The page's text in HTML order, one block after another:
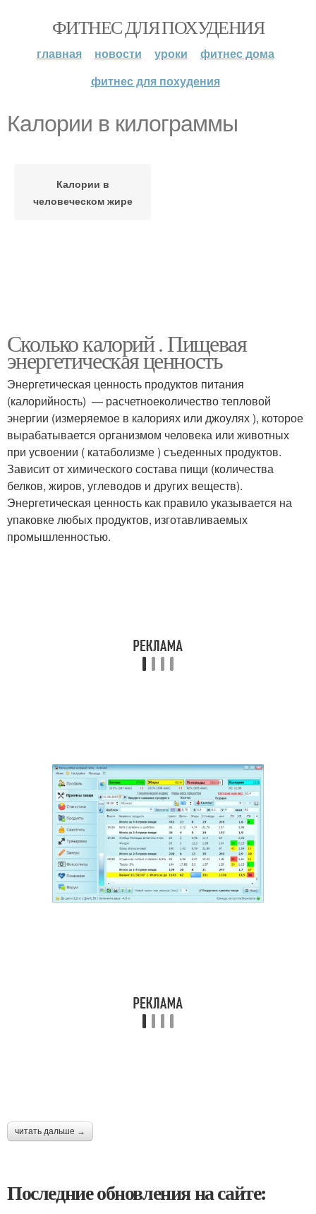
ФИТНЕС ДЛЯ ПОХУДЕНИЯ
главная новости уроки
фитнес дома
фитнес для похудения
Калории в килограммы
Калории в
человеческом жире
Сколько калорий . Пищевая
энергетическая ценность
Энергетическая ценность продуктов питания
(калорийность) — расчетноеколичество тепловой
энергии (измеряемое в калориях или джоулях ), которое
вырабатывается организмом человека или животных
при усвоении ( катаболизме ) съеденных продуктов.
Зависит от химического состава пищи (количества
белков, жиров, углеводов и других веществ).
Энергетическая ценность как правило указывается на
упаковке любых продуктов, изготавливаемых
промышленностью.
читать дальше →
Последние обновления на сайте: